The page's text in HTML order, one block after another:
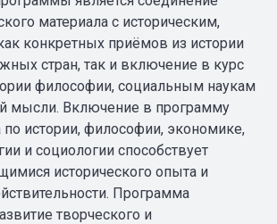
материала с историческим,
конкретных приёмов из истории
стран, так и включение в курс
философии, социальным наукам
мысли. Включение в программу
по истории, философии, экономике,
и социологии способствует
исторического опыта и
Программа
творческого и